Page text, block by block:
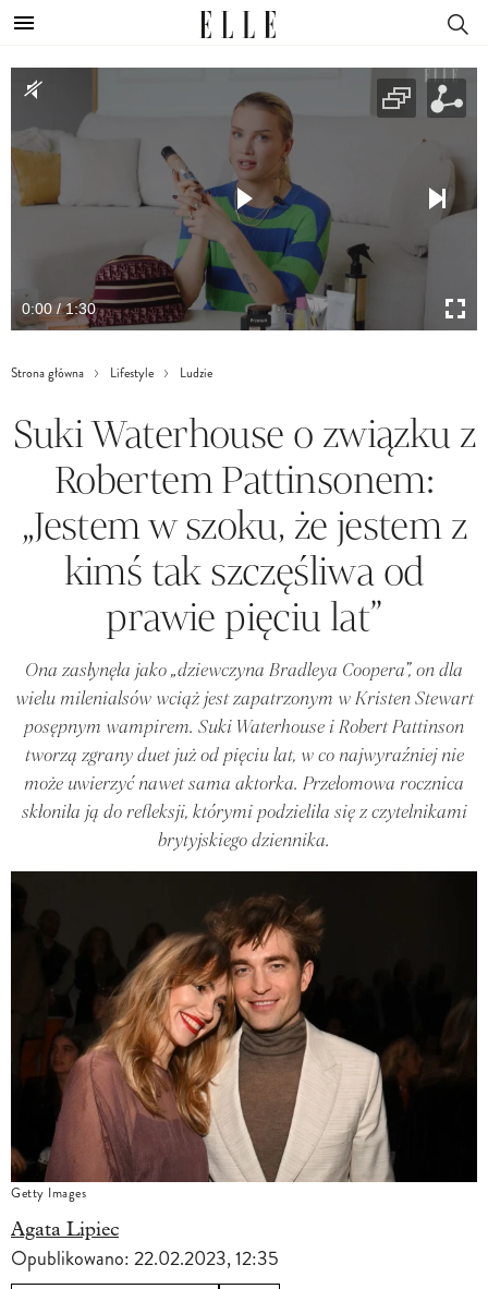
0:00 / 1:30
Strona główna Lifestyle Ludzie
Suki Waterhouse o związku z
Robertem Pattinsonem:
„Jestem w szoku, że jestem z
kimś tak szczęśliwa od
prawie pięciu lat”
Ona zasłynęła jako „dziewczyna Bradleya Coopera”, on dla
wielu milenialsów wciąż jest zapatrzonym w Kristen Stewart
posępnym wampirem. Suki Waterhouse i Robert Pattinson
tworzą zgrany duet już od pięciu lat, w co najwyraźniej nie
może uwierzyć nawet sama aktorka. Przełomowa rocznica
skłoniła ją do refleksji, którymi podzieliła się z czytelnikami
brytyjskiego dziennika.
Getty Images
Agata Lipiec
Opublikowano:22.02.2023, 12:35